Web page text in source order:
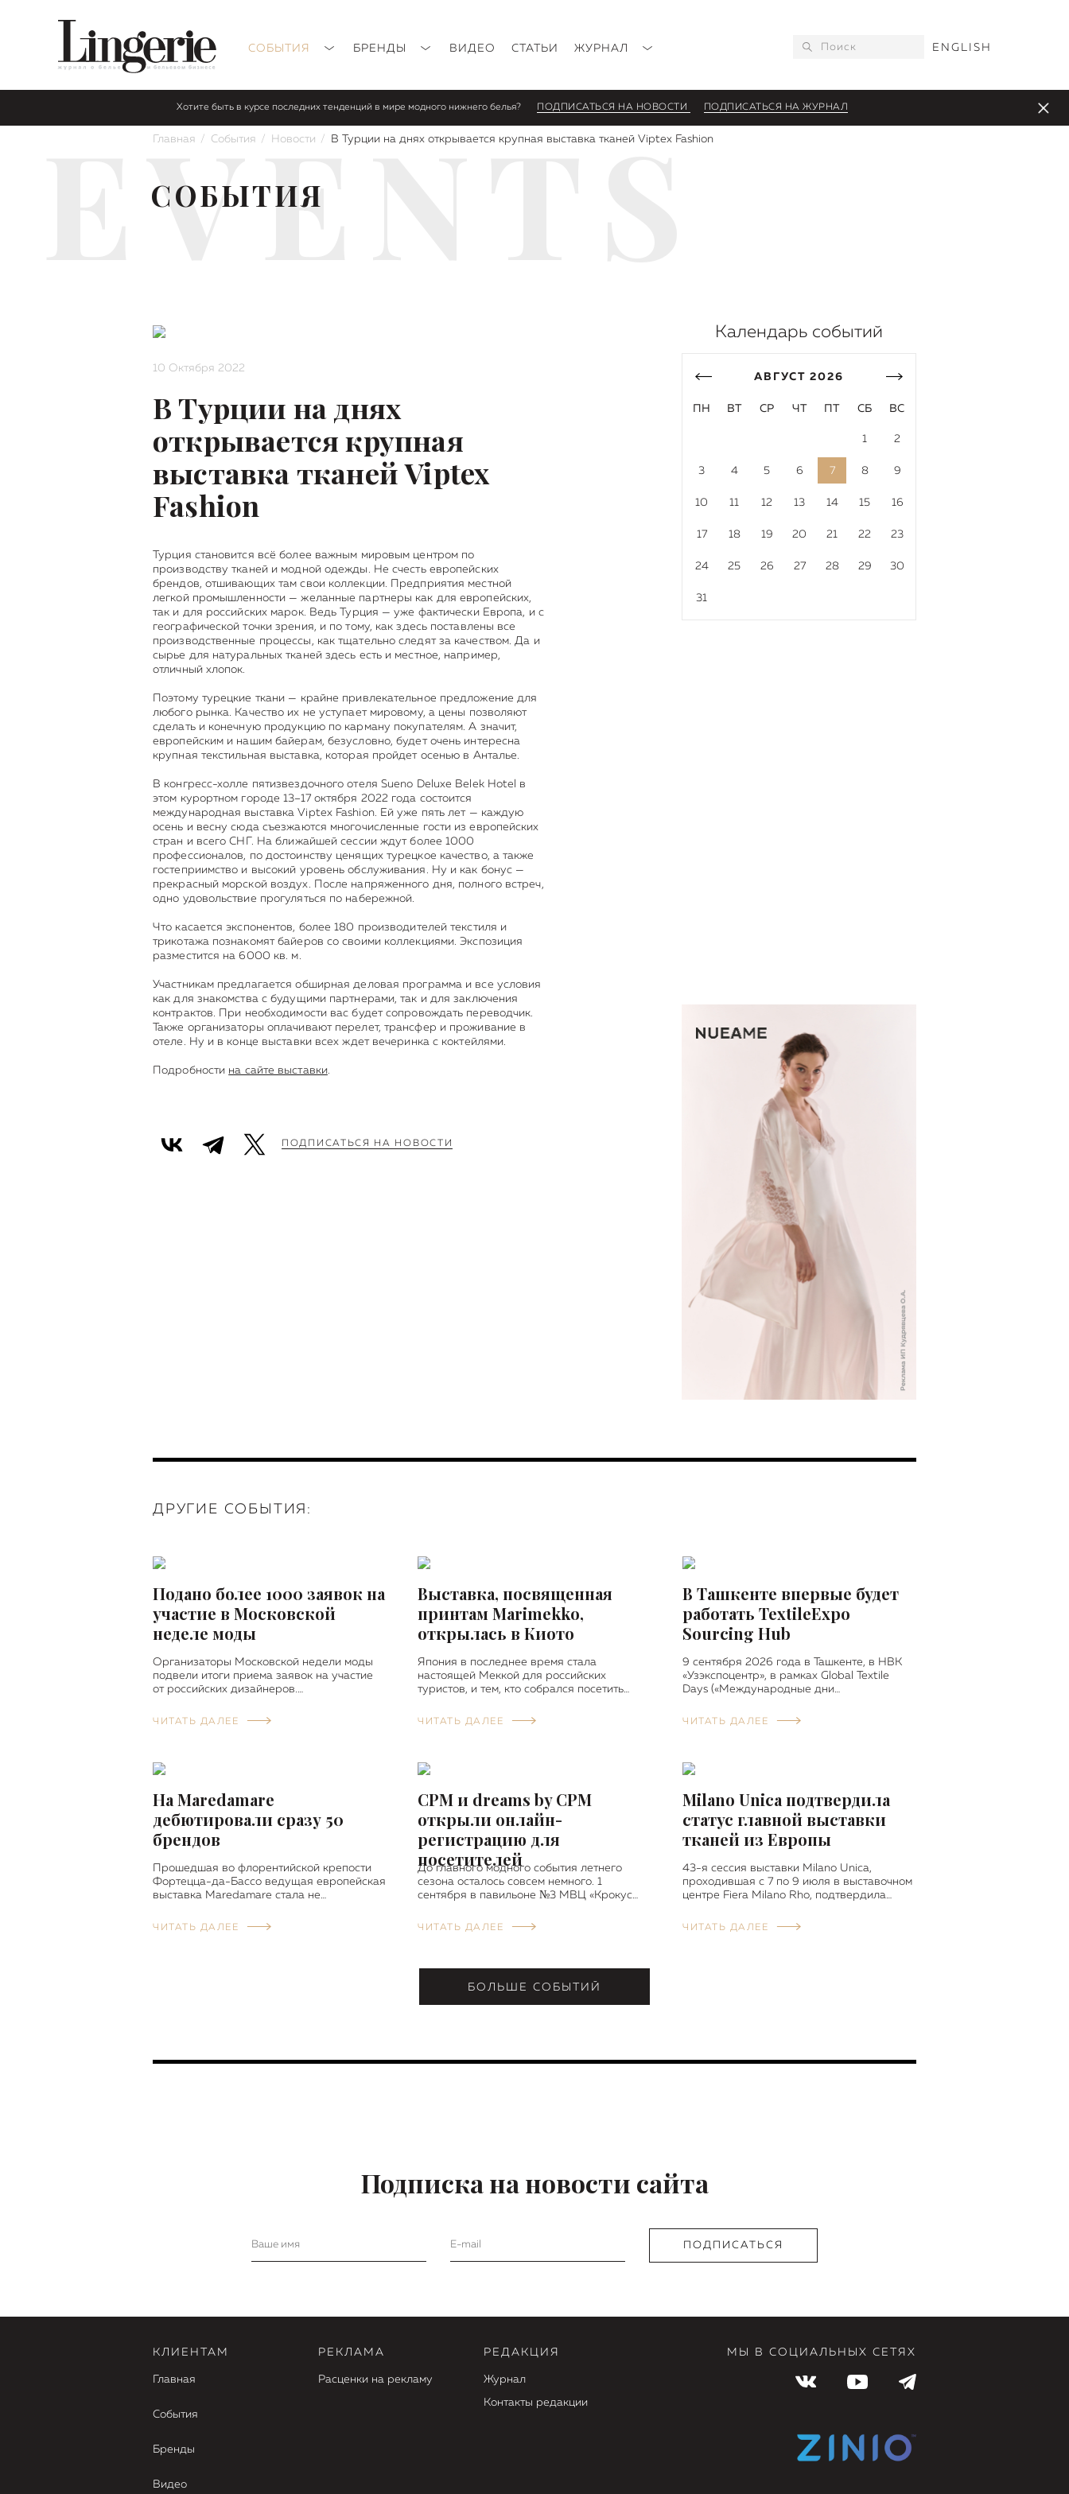
СОБЫТИЯ БРЕНДЫ ВИДЕО СТАТЬИ ЖУРНАЛ ENGLISH
Хотите быть в курсе последних тенденций в мире модного нижнего белья? ПОДПИСАТЬСЯ НА НОВОСТИ ПОДПИСАТЬСЯ НА ЖУРНАЛ
Главная События Новости В Турции на днях открывается крупная выставка тканей Viptex Fashion
EVENTS
СОБЫТИЯ
10 Октября 2022
В Турции на днях
открывается крупная
выставка тканей Viptex
Fashion
Турция становится всё более важным мировым центром по
производству тканей и модной одежды. Не счесть европейских
брендов, отшивающих там свои коллекции. Предприятия местной
легкой промышленности — желанные партнеры как для европейских,
так и для российских марок. Ведь Турция — уже фактически Европа, и с
географической точки зрения, и по тому, как здесь поставлены все
производственные процессы, как тщательно следят за качеством. Да и
сырье для натуральных тканей здесь есть и местное, например,
отличный хлопок.
Поэтому турецкие ткани — крайне привлекательное предложение для
любого рынка. Качество их не уступает мировому, а цены позволяют
сделать и конечную продукцию по карману покупателям. А значит,
европейским и нашим байерам, безусловно, будет очень интересна
крупная текстильная выставка, которая пройдет осенью в Анталье.
В конгресс-холле пятизвездочного отеля Sueno Deluxe Belek Hotel в
этом курортном городе 13–17 октября 2022 года состоится
международная выставка Viptex Fashion. Ей уже пять лет — каждую
осень и весну сюда съезжаются многочисленные гости из европейских
стран и всего СНГ. На ближайшей сессии ждут более 1000
профессионалов, по достоинству ценящих турецкое качество, а также
гостеприимство и высокий уровень обслуживания. Ну и как бонус —
прекрасный морской воздух. После напряженного дня, полного встреч,
одно удовольствие прогуляться по набережной.
Что касается экспонентов, более 180 производителей текстиля и
трикотажа познакомят байеров со своими коллекциями. Экспозиция
разместится на 6000 кв. м.
Участникам предлагается обширная деловая программа и все условия
как для знакомства с будущими партнерами, так и для заключения
контрактов. При необходимости вас будет сопровождать переводчик.
Также организаторы оплачивают перелет, трансфер и проживание в
отеле. Ну и в конце выставки всех ждет вечеринка с коктейлями.
Подробности на сайте выставки.
ПОДПИСАТЬСЯ НА НОВОСТИ
Календарь событий
АВГУСТ 2026
ПН ВТ СР ЧТ ПТ СБ ВС
1 2
3 4 5 6 7 8 9
10 11 12 13 14 15 16
17 18 19 20 21 22 23
24 25 26 27 28 29 30
31
ДРУГИЕ СОБЫТИЯ:
Подано более 1000 заявок на
участие в Московской
неделе моды
Организаторы Московской недели моды
подвели итоги приема заявок на участие
от российских дизайнеров.…
ЧИТАТЬ ДАЛЕЕ
Выставка, посвященная
принтам Marimekko,
открылась в Киото
Япония в последнее время стала
настоящей Меккой для российских
туристов, и тем, кто собрался посетить…
ЧИТАТЬ ДАЛЕЕ
В Ташкенте впервые будет
работать TextileExpo
Sourcing Hub
9 сентября 2026 года в Ташкенте, в НВК
«Узэкспоцентр», в рамках Global Textile
Days («Международные дни…
ЧИТАТЬ ДАЛЕЕ
На Maredamare
дебютировали сразу 50
брендов
Прошедшая во флорентийской крепости
Фортецца-да-Бассо ведущая европейская
выставка Maredamare стала не…
ЧИТАТЬ ДАЛЕЕ
CPM и dreams by CPM
открыли онлайн-
регистрацию для
посетителей
До главного модного события летнего
сезона осталось совсем немного. 1
сентября в павильоне №3 МВЦ «Крокус…
ЧИТАТЬ ДАЛЕЕ
Milano Unica подтвердила
статус главной выставки
тканей из Европы
43-я сессия выставки Milano Unica,
проходившая с 7 по 9 июля в выставочном
центре Fiera Milano Rho, подтвердила…
ЧИТАТЬ ДАЛЕЕ
БОЛЬШЕ СОБЫТИЙ
Подписка на новости сайта
КЛИЕНТАМ
Главная
События
Бренды
Видео
РЕКЛАМА
Расценки на рекламу
РЕДАКЦИЯ
Журнал
Контакты редакции
МЫ В СОЦИАЛЬНЫХ СЕТЯХ